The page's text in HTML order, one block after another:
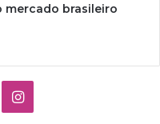
brasileiro
Instagram